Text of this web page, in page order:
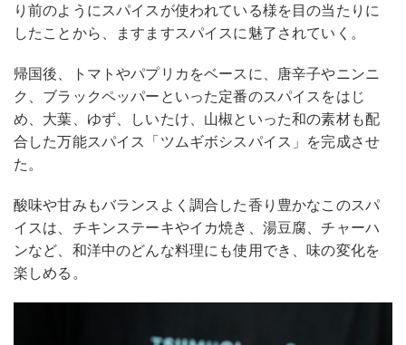
り前のようにスパイスが使われている様を目の当たりに
したことから、ますますスパイスに魅了されていく。
帰国後、トマトやパプリカをベースに、唐辛子やニンニ
ク、ブラックペッパーといった定番のスパイスをはじ
め、大葉、ゆず、しいたけ、山椒といった和の素材も配
合した万能スパイス「ツムギボシスパイス」を完成させ
た。
酸味や甘みもバランスよく調合した香り豊かなこのスパ
イスは、チキンステーキやイカ焼き、湯豆腐、チャーハ
ンなど、和洋中のどんな料理にも使用でき、味の変化を
楽しめる。